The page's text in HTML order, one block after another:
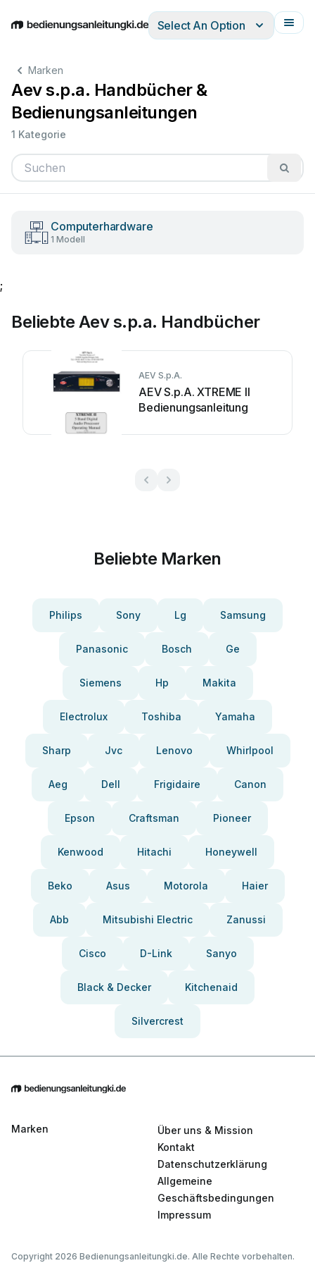
EnglishDeutschEspañolItalianoFrançais
Select An Option
Marken
Aev s.p.a. Handbücher &
Bedienungsanleitungen
1 Kategorie
Computerhardware
1 Modell
;
Beliebte Aev s.p.a. Handbücher
AEV S.p.A.
AEV S.p.A. XTREME II
Bedienungsanleitung
Beliebte Marken
Philips Sony Lg Samsung
Panasonic Bosch Ge
Siemens Hp Makita
Electrolux Toshiba Yamaha
Sharp Jvc Lenovo Whirlpool
Aeg Dell Frigidaire Canon
Epson Craftsman Pioneer
Kenwood Hitachi Honeywell
Beko Asus Motorola Haier
Abb Mitsubishi Electric Zanussi
Cisco D-Link Sanyo
Black & Decker Kitchenaid
Silvercrest
Marken
Über uns & Mission
Kontakt
Datenschutzerklärung
Allgemeine
Geschäftsbedingungen
Impressum
Copyright 2026 Bedienungsanleitungki.de. Alle Rechte vorbehalten.